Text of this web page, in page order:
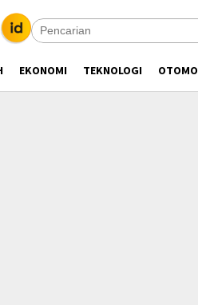
EKONOMI TEKNOLOGI